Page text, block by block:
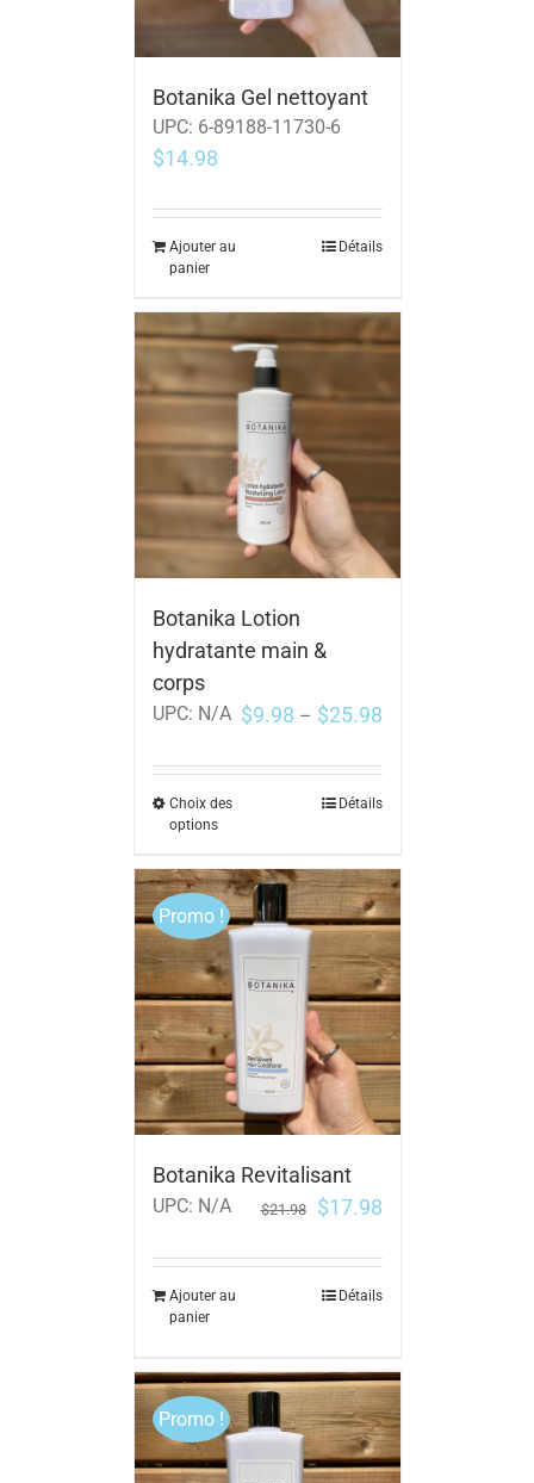
Botanika Gel nettoyant
UPC: 6-89188-11730-6
$14.98
Ajouter au
panier
Détails
Botanika Lotion
hydratante main &
corps
UPC: N/A $9.98 – $25.98
Choix des
options
Détails
Promo !
Botanika Revitalisant
UPC: N/A $21.98 $17.98
Ajouter au
panier
Détails
Promo !